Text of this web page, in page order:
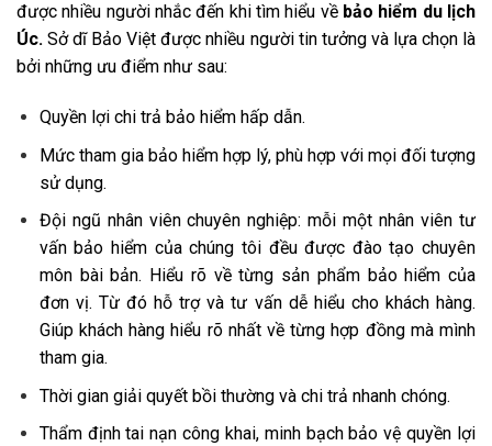
được nhiều người nhắc đến khi tìm hiểu về bảo hiểm du lịch
Úc. Sở dĩ Bảo Việt được nhiều người tin tưởng và lựa chọn là
bởi những ưu điểm như sau:
Quyền lợi chi trả bảo hiểm hấp dẫn.
Mức tham gia bảo hiểm hợp lý, phù hợp với mọi đối tượng
sử dụng.
Đội ngũ nhân viên chuyên nghiệp: mỗi một nhân viên tư
vấn bảo hiểm của chúng tôi đều được đào tạo chuyên
môn bài bản. Hiểu rõ về từng sản phẩm bảo hiểm của
đơn vị. Từ đó hỗ trợ và tư vấn dễ hiểu cho khách hàng.
Giúp khách hàng hiểu rõ nhất về từng hợp đồng mà mình
tham gia.
Thời gian giải quyết bồi thường và chi trả nhanh chóng.
Thẩm định tai nạn công khai, minh bạch bảo vệ quyền lợi